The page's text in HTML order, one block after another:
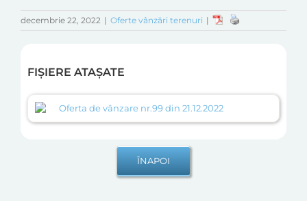
decembrie 22, 2022 | Oferte vânzări terenuri |
FIȘIERE ATAȘATE
Oferta de vânzare nr.99 din 21.12.2022